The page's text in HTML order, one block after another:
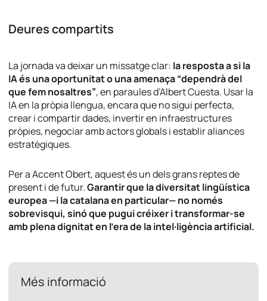
Deures compartits
La jornada va deixar un missatge clar: la resposta a si la
IA és una oportunitat o una amenaça “dependrà del
que fem nosaltres”, en paraules d’Albert Cuesta. Usar la
IA en la pròpia llengua, encara que no sigui perfecta,
crear i compartir dades, invertir en infraestructures
pròpies, negociar amb actors globals i establir aliances
estratègiques.
Per a Accent Obert, aquest és un dels grans reptes de
present i de futur.Garantir que la diversitat lingüística
europea —i la catalana en particular— no només
sobrevisqui, sinó que pugui créixer i transformar-se
amb plena dignitat en l’era de la intel·ligència artificial.
Més informació